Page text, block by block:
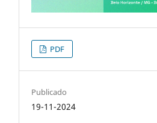
PDF
Publicado
19-11-2024